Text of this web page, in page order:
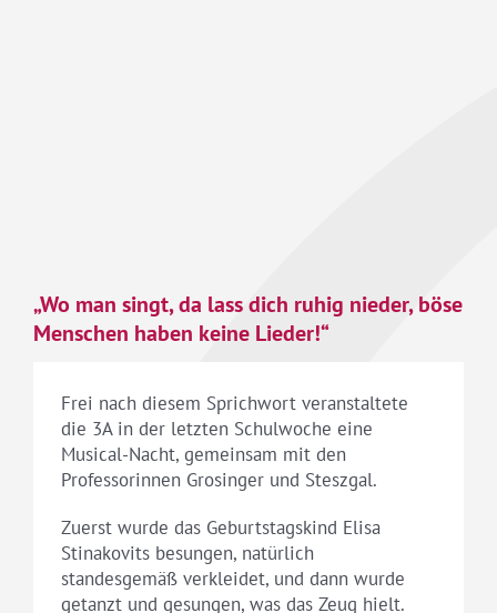
„Wo man singt, da lass dich ruhig nieder, böse
Menschen haben keine Lieder!“
Frei nach diesem Sprichwort veranstaltete
die 3A in der letzten Schulwoche eine
Musical-Nacht, gemeinsam mit den
Professorinnen Grosinger und Steszgal.
Zuerst wurde das Geburtstagskind Elisa
Stinakovits besungen, natürlich
standesgemäß verkleidet, und dann wurde
getanzt und gesungen, was das Zeug hielt.